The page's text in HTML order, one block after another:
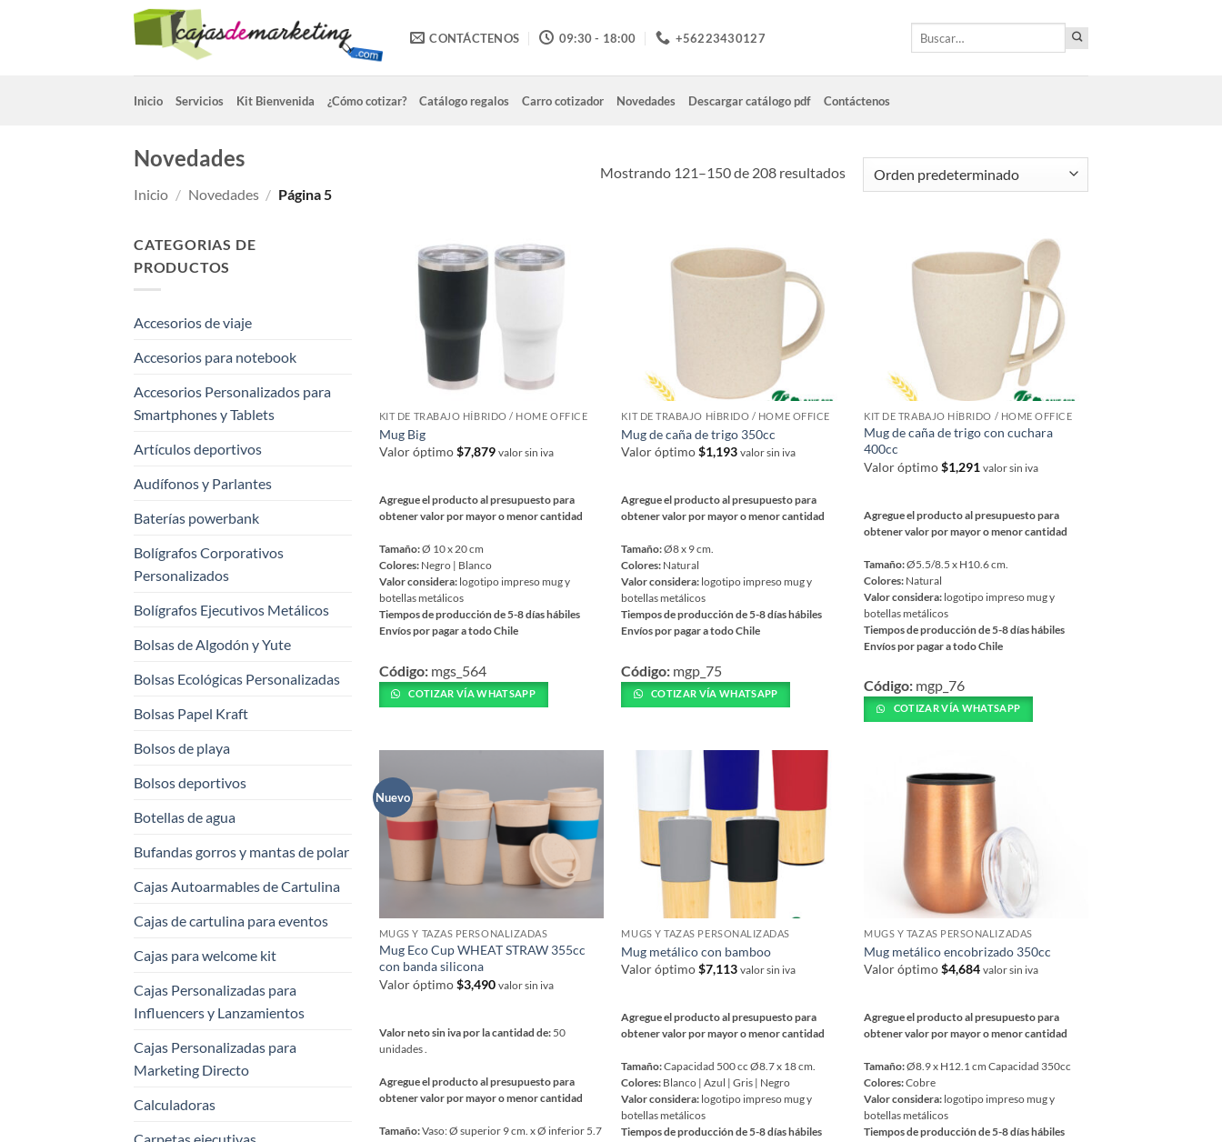
CONTÁCTENOS 09:30 - 18:00 +56223430127
Inicio Servicios Kit Bienvenida ¿Cómo cotizar? Catálogo regalos Carro cotizador Novedades Descargar catálogo pdf Contáctenos
Novedades
Inicio / Novedades / Página 5
Mostrando 121–150 de 208 resultados
CATEGORIAS DE
PRODUCTOS
Accesorios de viaje
Accesorios para notebook
Accesorios Personalizados para
Smartphones y Tablets
Artículos deportivos
Audífonos y Parlantes
Baterías powerbank
Bolígrafos Corporativos
Personalizados
Bolígrafos Ejecutivos Metálicos
Bolsas de Algodón y Yute
Bolsas Ecológicas Personalizadas
Bolsas Papel Kraft
Bolsos de playa
Bolsos deportivos
Botellas de agua
Bufandas gorros y mantas de polar
Cajas Autoarmables de Cartulina
Cajas de cartulina para eventos
Cajas para welcome kit
Cajas Personalizadas para
Influencers y Lanzamientos
Cajas Personalizadas para
Marketing Directo
Calculadoras
Carpetas ejecutivas
KIT DE TRABAJO HÍBRIDO / HOME OFFICE
Mug Big
Valor óptimo$7,879 valor sin iva
Agregue el producto al presupuesto para
obtener valor por mayor o menor cantidad
Tamaño:Ø 10 x 20 cm
Colores: Negro | Blanco
Valor considera: logotipo impreso mug y
botellas metálicos
Tiempos de producción de 5-8 días hábiles
Envíos por pagar a todo Chile
producto
tiene
Las
opciones
se
pueden
elegir
en
de
producto
Código: mgs_564
COTIZAR VÍA WHATSAPP
KIT DE TRABAJO HÍBRIDO / HOME OFFICE
Mug de caña de trigo 350cc
Valor óptimo$1,193 valor sin iva
Agregue el producto al presupuesto para
obtener valor por mayor o menor cantidad
Tamaño:Ø8 x 9 cm.
Colores: Natural
Valor considera: logotipo impreso mug y
botellas metálicos
Tiempos de producción de 5-8 días hábiles
Envíos por pagar a todo Chile
producto
tiene
Las
pueden
elegir
Código: mgp_75
COTIZAR VÍA WHATSAPP
KIT DE TRABAJO HÍBRIDO / HOME OFFICE
Mug de caña de trigo con cuchara
400cc
Valor óptimo$1,291 valor sin iva
Agregue el producto al presupuesto para
obtener valor por mayor o menor cantidad
Tamaño:Ø5.5/8.5 x H10.6 cm.
Colores: Natural
Valor considera: logotipo impreso mug y
botellas metálicos
Tiempos de producción de 5-8 días hábiles
Envíos por pagar a todo Chile
producto
tiene
pueden
de
producto
Código: mgp_76
COTIZAR VÍA WHATSAPP
Nuevo
MUGS Y TAZAS PERSONALIZADAS
Mug Eco Cup WHEAT STRAW 355cc
con banda silicona
Valor óptimo$3,490 valor sin iva
Valor neto sin iva por la cantidad de: 50
unidades .
Agregue el producto al presupuesto para
obtener valor por mayor o menor cantidad
Tamaño:Vaso: Ø superior 9 cm. x Ø inferior 5.7
MUGS Y TAZAS PERSONALIZADAS
Mug metálico con bamboo
Valor óptimo$7,113 valor sin iva
Agregue el producto al presupuesto para
obtener valor por mayor o menor cantidad
Tamaño:Capacidad 500 cc Ø8.7 x 18 cm.
Colores: Blanco | Azul | Gris | Negro
Valor considera: logotipo impreso mug y
botellas metálicos
Tiempos de producción de 5-8 días hábiles
MUGS Y TAZAS PERSONALIZADAS
Mug metálico encobrizado 350cc
Valor óptimo$4,684 valor sin iva
Agregue el producto al presupuesto para
obtener valor por mayor o menor cantidad
Tamaño:Ø8.9 x H12.1 cm Capacidad 350cc
Colores:Cobre
Valor considera: logotipo impreso mug y
botellas metálicos
Tiempos de producción de 5-8 días hábiles